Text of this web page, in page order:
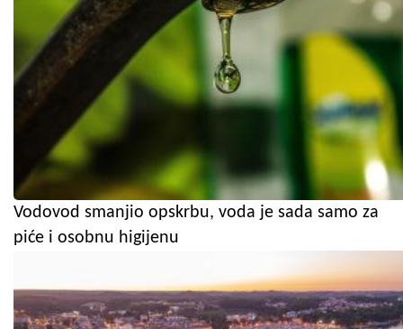
Vodovod smanjio opskrbu, voda je sada samo za
piće i osobnu higijenu